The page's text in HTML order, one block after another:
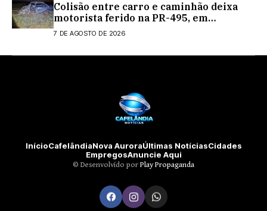
Colisão entre carro e caminhão deixa
motorista ferido na PR-495, em
Medianeira
7 DE AGOSTO DE 2026
InícioCafelândiaNova AuroraÚltimas NotíciasCidades
EmpregosAnuncie Aqui
©️ Desenvolvido por Play Propaganda